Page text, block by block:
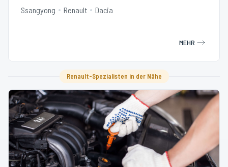
Ssangyong Renault Dacia
MEHR
Renault-Spezialisten in der Nähe